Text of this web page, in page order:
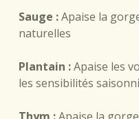
Sauge :Apaise la
naturelles
Plantain :Apaise les
les sensibilités